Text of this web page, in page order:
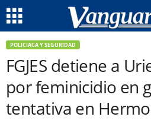
POLICIACA Y SEGURIDAD
FGJES detiene a
por feminicidio en
tentativa en